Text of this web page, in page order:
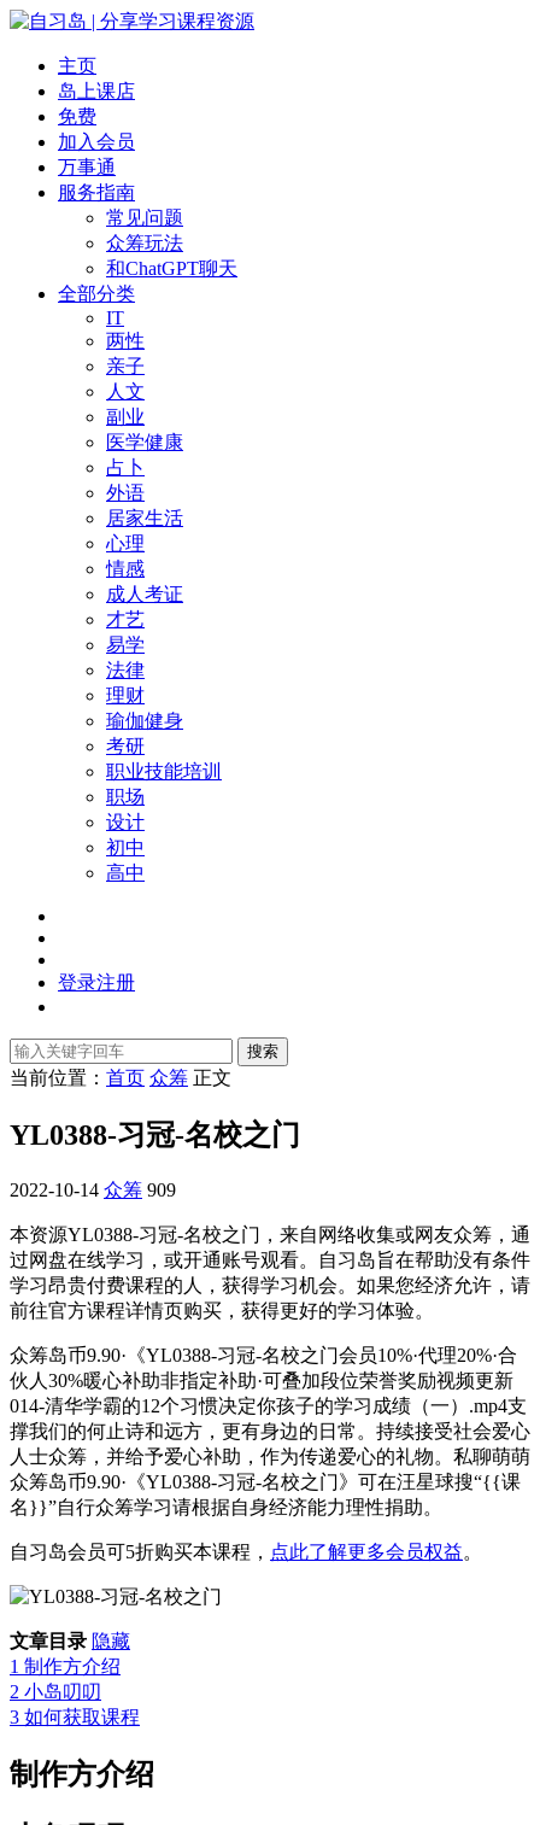
主页
岛上课店
免费
加入会员
万事通
服务指南
常见问题
众筹玩法
和ChatGPT聊天
全部分类
IT
两性
亲子
人文
副业
医学健康
占卜
外语
居家生活
心理
情感
成人考证
才艺
易学
法律
理财
瑜伽健身
考研
职业技能培训
职场
设计
初中
高中
登录注册
搜索
当前位置： 首页 众筹 正文
YL0388-习冠-名校之门
2022-10-14 众筹 909
本资源YL0388-习冠-名校之门，来自网络收集或网友众筹，通
过网盘在线学习，或开通账号观看。自习岛旨在帮助没有条件
学习昂贵付费课程的人，获得学习机会。如果您经济允许，请
前往官方课程详情页购买，获得更好的学习体验。
众筹岛币9.90·《YL0388-习冠-名校之门会员10%·代理20%·合
伙人30%暖心补助非指定补助·可叠加段位荣誉奖励视频更新
014-清华学霸的12个习惯决定你孩子的学习成绩（一）.mp4支
撑我们的何止诗和远方，更有身边的日常。持续接受社会爱心
人士众筹，并给予爱心补助，作为传递爱心的礼物。私聊萌萌
众筹岛币9.90·《YL0388-习冠-名校之门》可在汪星球搜“{{课
名}}”自行众筹学习请根据自身经济能力理性捐助。
自习岛会员可5折购买本课程， 点此了解更多会员权益。
文章目录 隐藏
1 制作方介绍
2 小岛叨叨
3 如何获取课程
制作方介绍